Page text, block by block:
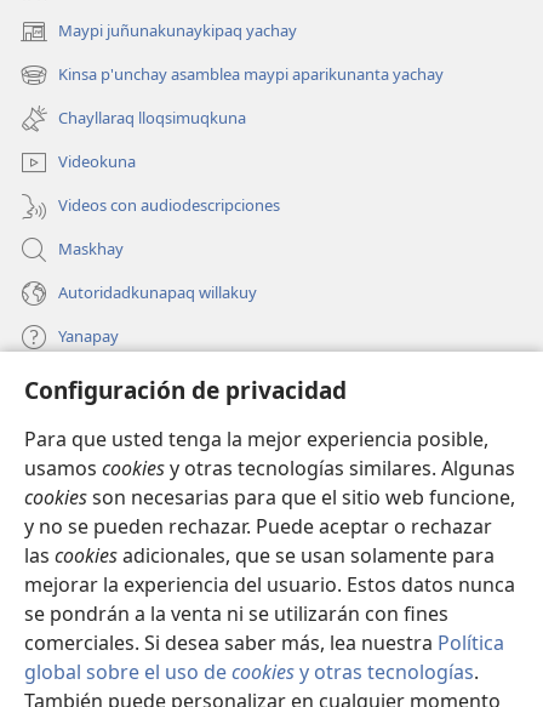
Configuración de privacidad
Para que usted tenga la mejor experiencia posible,
usamos cookiesy otras tecnologías similares. Algunas
cookiesson necesarias para que el sitio web funcione,
y no se pueden rechazar. Puede aceptar o rechazar
las cookiesadicionales, que se usan solamente para
mejorar la experiencia del usuario. Estos datos nunca
se pondrán a la venta ni se utilizarán con fines
comerciales. Si desea saber más, lea nuestra Política
global sobre el uso decookiesy otras tecnologías.
También puede personalizar en cualquier momento
Maypi juñunakunaykipaq yachay
(abre
una
nueva
ventana)
Kinsa p'unchay asamblea maypi aparikunanta yachay
(abre
una
nueva
ventana)
Chayllaraq lloqsimuqkuna
Videokuna
Videos con audiodescripciones
Maskhay
Autoridadkunapaq willakuy
Yanapay
Donacionta churanapaq
una
nueva
ventana)
INTERNETPI QELQANCHISKUNA Watchtower™
(abre
una
nueva
ventana)
JW Hub
(abre
una
nueva
ventana)
JW Library ®
Copyright© 2026 Watch Tower Bible and Tract Society of Pennsylvania.